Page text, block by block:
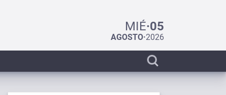
MIÉ·05
AGOSTO·2026
Display
search